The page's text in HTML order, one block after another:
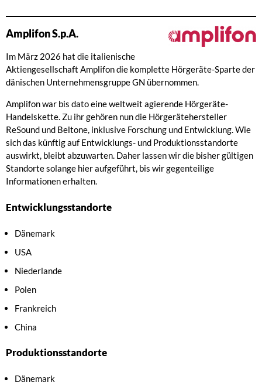
Amplifon S.p.A.
Im März 2026 hat die italienische
Aktiengesellschaft Amplifon die komplette Hörgeräte-Sparte der
dänischen Unternehmensgruppe GN übernommen.
Amplifon war bis dato eine weltweit agierende Hörgeräte-
Handelskette. Zu ihr gehören nun die Hörgerätehersteller
ReSound und Beltone, inklusive Forschung und Entwicklung. Wie
sich das künftig auf Entwicklungs- und Produktionsstandorte
auswirkt, bleibt abzuwarten. Daher lassen wir die bisher gültigen
Standorte solange hier aufgeführt, bis wir gegenteilige
Informationen erhalten.
Entwicklungsstandorte
Dänemark
USA
Niederlande
Polen
Frankreich
China
Produktionsstandorte
Dänemark